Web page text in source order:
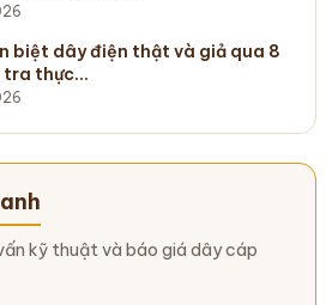
biệt dây điện thật và giả qua 8
tra thực…
kỹ thuật và báo giá dây cáp